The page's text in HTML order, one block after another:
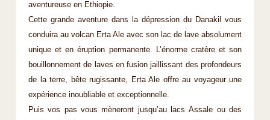
aventureuse en Ethiopie.
Cette grande aventure dans la dépression du Danakil vous
conduira au volcan Erta Ale avec son lac de lave absolument
unique et en éruption permanente. L’énorme cratère et son
bouillonnement de laves en fusion jaillissant des profondeurs
de la terre, bête rugissante, Erta Ale offre au voyageur une
expérience inoubliable et exceptionnelle.
Puis vos pas vous mèneront jusqu’au lacs Assale ou des